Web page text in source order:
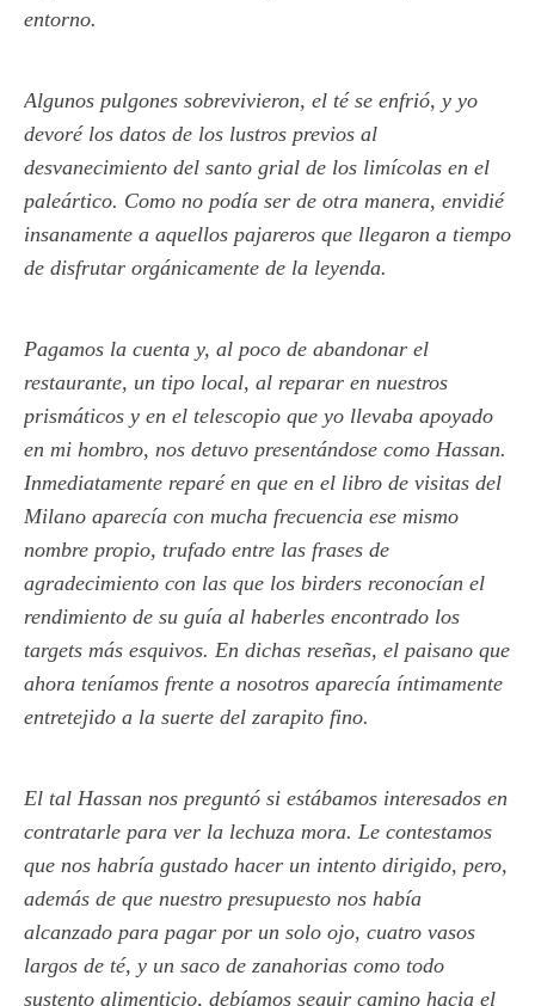
entorno.
Algunos pulgones sobrevivieron, el té se enfrió, y yo
devoré los datos de los lustros previos al
desvanecimiento del santo grial de los limícolas en el
paleártico. Como no podía ser de otra manera, envidié
insanamente a aquellos pajareros que llegaron a tiempo
de disfrutar orgánicamente de la leyenda.
Pagamos la cuenta y, al poco de abandonar el
restaurante, un tipo local, al reparar en nuestros
prismáticos y en el telescopio que yo llevaba apoyado
en mi hombro, nos detuvo presentándose como Hassan.
Inmediatamente reparé en que en el libro de visitas del
Milano aparecía con mucha frecuencia ese mismo
nombre propio, trufado entre las frases de
agradecimiento con las que los birders reconocían el
rendimiento de su guía al haberles encontrado los
targets más esquivos. En dichas reseñas, el paisano que
ahora teníamos frente a nosotros aparecía íntimamente
entretejido a la suerte del zarapito fino.
El tal Hassan nos preguntó si estábamos interesados en
contratarle para ver la lechuza mora. Le contestamos
que nos habría gustado hacer un intento dirigido, pero,
además de que nuestro presupuesto nos había
alcanzado para pagar por un solo ojo, cuatro vasos
largos de té, y un saco de zanahorias como todo
sustento alimenticio, debíamos seguir camino hacia el